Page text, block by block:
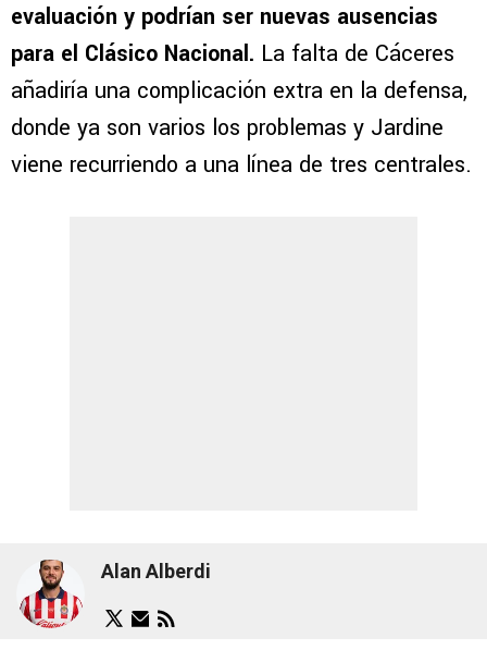
evaluación y podrían ser nuevas ausencias
para el Clásico Nacional. La falta de Cáceres
añadiría una complicación extra en la defensa,
donde ya son varios los problemas y Jardine
viene recurriendo a una línea de tres centrales.
Alan Alberdi